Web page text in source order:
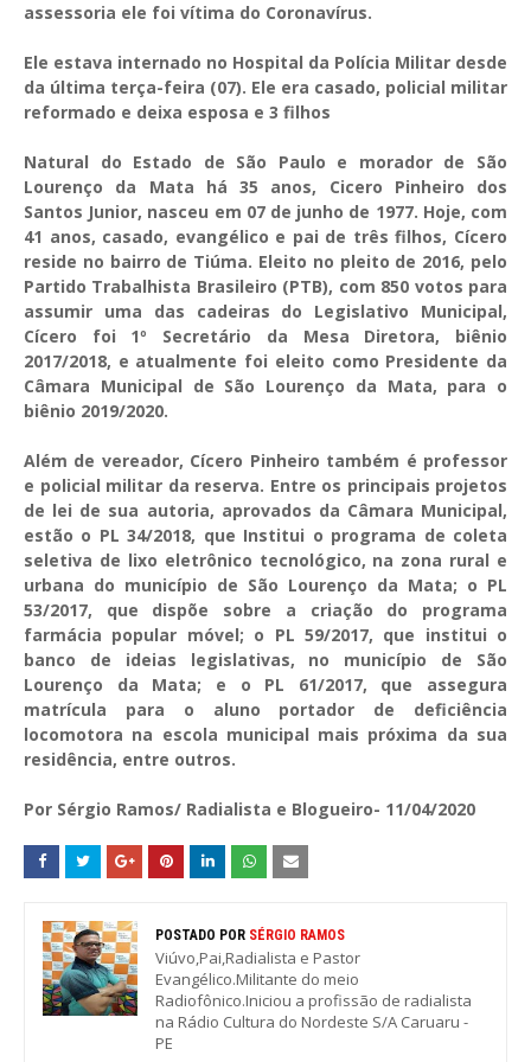
assessoria ele foi vítima do Coronavírus.
Ele estava internado no Hospital da Polícia Militar desde
da última terça-feira (07). Ele era casado, policial militar
reformado e deixa esposa e 3 filhos
Natural do Estado de São Paulo e morador de São
Lourenço da Mata há 35 anos, Cicero Pinheiro dos
Santos Junior, nasceu em 07 de junho de 1977. Hoje, com
41 anos, casado, evangélico e pai de três filhos, Cícero
reside no bairro de Tiúma. Eleito no pleito de 2016, pelo
Partido Trabalhista Brasileiro (PTB), com 850 votos para
assumir uma das cadeiras do Legislativo Municipal,
Cícero foi 1º Secretário da Mesa Diretora, biênio
2017/2018, e atualmente foi eleito como Presidente da
Câmara Municipal de São Lourenço da Mata, para o
biênio 2019/2020.
Além de vereador, Cícero Pinheiro também é professor
e policial militar da reserva. Entre os principais projetos
de lei de sua autoria, aprovados da Câmara Municipal,
estão o PL 34/2018, que Institui o programa de coleta
seletiva de lixo eletrônico tecnológico, na zona rural e
urbana do município de São Lourenço da Mata; o PL
53/2017, que dispõe sobre a criação do programa
farmácia popular móvel; o PL 59/2017, que institui o
banco de ideias legislativas, no município de São
Lourenço da Mata; e o PL 61/2017, que assegura
matrícula para o aluno portador de deficiência
locomotora na escola municipal mais próxima da sua
residência, entre outros.
Por Sérgio Ramos/ Radialista e Blogueiro- 11/04/2020
POSTADO POR SÉRGIO RAMOS
Viúvo,Pai,Radialista e Pastor
Evangélico.Militante do meio
Radiofônico.Iniciou a profissão de radialista
na Rádio Cultura do Nordeste S/A Caruaru -
PE